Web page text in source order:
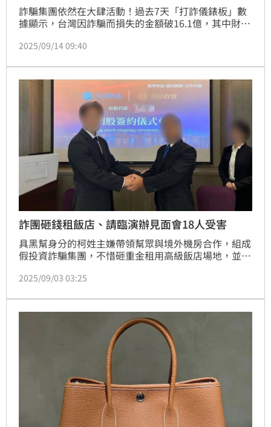
詐騙集團依然在大肆活動！過去7天「打詐儀錶板」數
據顯示，台灣因詐騙而損失的金額破16.1億，其中財損
有受害者被詐團邀去投資「貴金屬提煉」，對方接連請
害者一直把錢投入，當驚覺是詐騙時，1500萬已被吸
走。
2025/09/14 09:40
詐團砸錢租飯店、請臨演辦見面會18人受害
具黑幫身分的柯姓主嫌帶領幫眾與境外機房合作，組成
假投資詐騙集團，不惜砸重金租用高級飯店場地，並招
式」，再搭配AI換臉與修圖生成假影音，營造專業投資
元。專案小組鎖定成員與組織架構後，於北北基展開搜
索，拘提柯嫌等17人，並查獲現金1373萬元、
USDT20萬顆及大批假鈔等，成功瓦解該詐騙集團。
2025/09/03 03:25